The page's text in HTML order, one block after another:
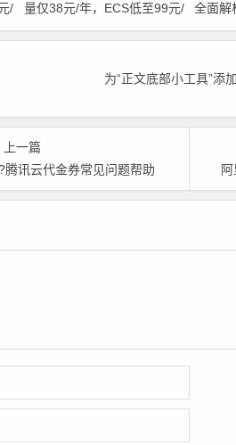
/
量仅38元/年，ECS低至99元/
年，新老用户同享福利！u2i
c9i/g9i/r9i企业级实例限时特
全面解
补贴、
为“正文底部小工具”添
上一篇
讯云代金券常见问题帮助